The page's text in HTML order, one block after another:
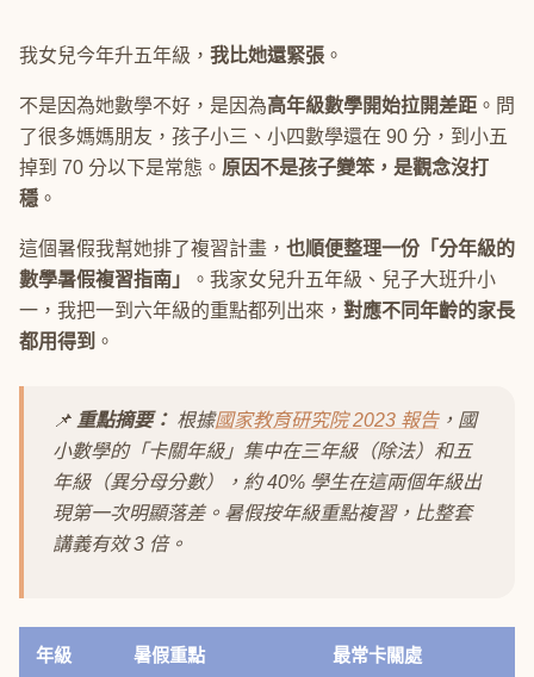
我女兒今年升五年級， 我比她還緊張 。
不是因為她數學不好，是因為高年級數學開始拉開差距 。問
了很多媽媽朋友，孩子小三、小四數學還在 90 分，到小五
掉到 70 分以下是常態。 原因不是孩子變笨，是觀念沒打
穩 。
這個暑假我幫她排了複習計畫， 也順便整理一份「分年級的
數學暑假複習指南」
。我家女兒升五年級、兒子大班升小
一，我把一到六年級的重點都列出來， 對應不同年齡的家長
都用得到 。
📌 重點摘要： 根據國家教育研究院 2023 報告，國
小數學的「卡關年級」集中在三年級（除法）和五
年級（異分母分數），約 40% 學生在這兩個年級出
現第一次明顯落差。暑假按年級重點複習，比整套
講義有效 3 倍。
年級 暑假重點 最常卡關處